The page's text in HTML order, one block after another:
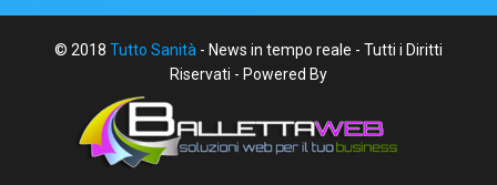
© 2018 Tutto Sanità - News in tempo reale - Tutti i Diritti
Riservati - Powered By